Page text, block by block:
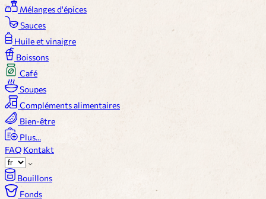
Mélanges d'épices
Sauces
Huile et vinaigre
Boissons
Café
Soupes
Compléments alimentaires
Bien-être
Plus...
FAQ Kontakt
Bouillons
Fonds